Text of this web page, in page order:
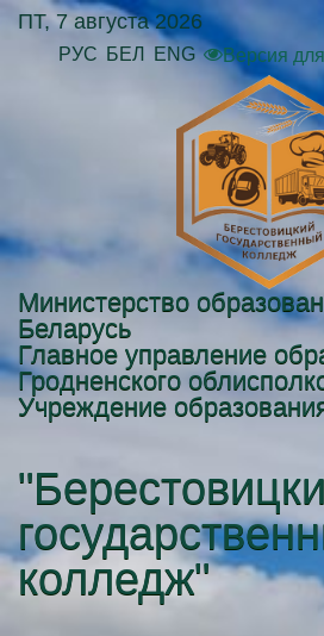
ПТ, 7 августа 2026
РУС БЕЛ ENG Версия
Министерство
Беларусь
Главное управление
Гродненского
Учреждение
колледж"